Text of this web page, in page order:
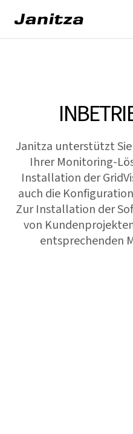
Janitza unterstützt
Ihrer Monitoring-
Installation der
auch die
Zur Installation der
von
entsprechenden